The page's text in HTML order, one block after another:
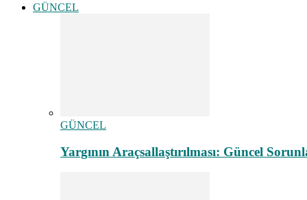
GÜNCEL
GÜNCEL
Yargının Araçsallaştırılması: Güncel